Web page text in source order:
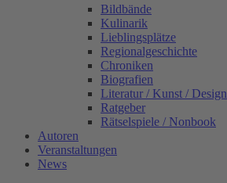
Bildbände
Kulinarik
Lieblingsplätze
Regionalgeschichte
Chroniken
Biografien
Literatur / Kunst / Design
Ratgeber
Rätselspiele / Nonbook
Autoren
Veranstaltungen
News